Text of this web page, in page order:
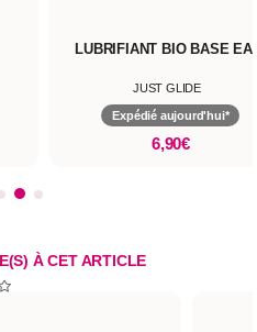
LUBRIFIANT BIO BASE
JUST GLIDE
Expédié aujourd'hui*
6,90€
À CET ARTICLE